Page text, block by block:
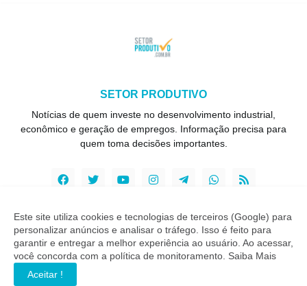
SETOR PRODUTIVO
Notícias de quem investe no desenvolvimento industrial,
econômico e geração de empregos. Informação precisa para
quem toma decisões importantes.
Copyright ©2026Setor Produtivo
INÍCIO SOBRE CONTATO LGPD
EXPEDIENTE
Este site utiliza cookies e tecnologias de terceiros (Google) para
personalizar anúncios e analisar o tráfego. Isso é feito para
garantir e entregar a melhor experiência ao usuário. Ao acessar,
você concorda com a política de monitoramento. Saiba Mais
Aceitar !